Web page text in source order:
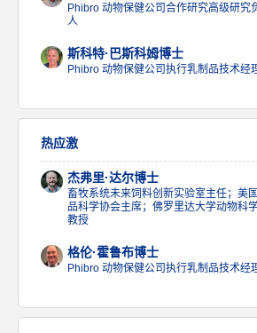
Phibro 动物保健公司合作研究高级研究
人
斯科特·巴斯科姆博士
Phibro 动物保健公司执行乳制品技术经
热应激
杰弗里·达尔博士
畜牧系统未来饲料创新实验室主任；美
品科学协会主席；佛罗里达大学动物科
教授
格伦·霍鲁布博士
Phibro 动物保健公司执行乳制品技术经